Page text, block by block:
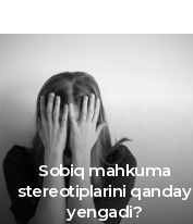
Sobiq mahkuma
stereotiplarini qanday
yengadi?